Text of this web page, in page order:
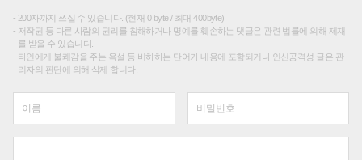
200자까지 쓰실 수 있습니다. (현재 0 byte / 최대 400byte)
저작권 등 다른 사람의 권리를 침해하거나 명예를 훼손하는 댓글은 관련 법률에 의해 제재
를 받을 수 있습니다.
타인에게 불쾌감을 주는 욕설 등 비하하는 단어가 내용에 포함되거나 인신공격성 글은 관
리자의 판단에 의해 삭제 합니다.